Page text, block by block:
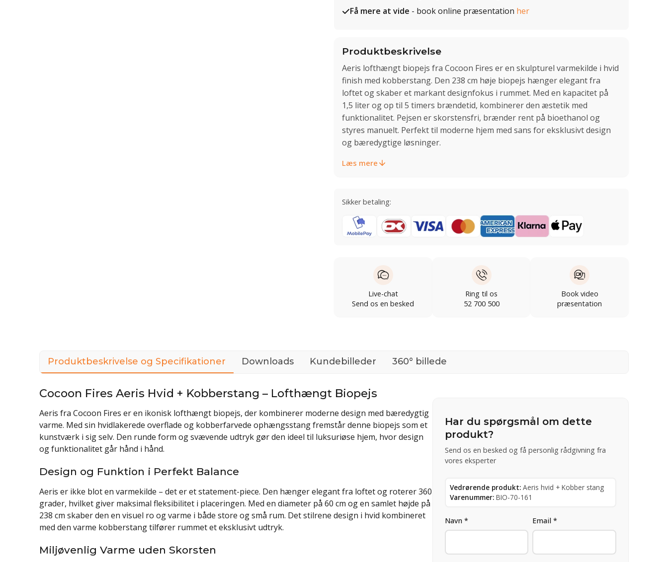
Få mere at vide - book online præsentation her
Produktbeskrivelse
Aeris lofthængt biopejs fra Cocoon Fires er en skulpturel varmekilde i hvid
finish med kobberstang. Den 238 cm høje biopejs hænger elegant fra
loftet og skaber et markant designfokus i rummet. Med en kapacitet på
1,5 liter og op til 5 timers brændetid, kombinerer den æstetik med
funktionalitet. Pejsen er skorstensfri, brænder rent på bioethanol og
styres manuelt. Perfekt til moderne hjem med sans for eksklusivt design
og bæredygtige løsninger.
Læs mere
Sikker betaling:
Live-chat
Send os en besked
Ring til os
52 700 500
Book video
præsentation
Produktbeskrivelse og Specifikationer Downloads Kundebilleder 360° billede
Cocoon Fires Aeris Hvid + Kobberstang – Lofthængt Biopejs
Aeris fra Cocoon Fires er en ikonisk lofthængt biopejs, der kombinerer moderne design med bæredygtig
varme. Med sin hvidlakerede overflade og kobberfarvede ophængsstang fremstår denne biopejs som et
kunstværk i sig selv. Den runde form og svævende udtryk gør den ideel til luksuriøse hjem, hvor design
og funktionalitet går hånd i hånd.
Design og Funktion i Perfekt Balance
Aeris er ikke blot en varmekilde – det er et statement-piece. Den hænger elegant fra loftet og roterer 360
grader, hvilket giver maksimal fleksibilitet i placeringen. Med en diameter på 60 cm og en samlet højde på
238 cm skaber den en visuel ro og varme i både store og små rum. Det stilrene design i hvid kombineret
med den varme kobberstang tilfører rummet et eksklusivt udtryk.
Miljøvenlig Varme uden Skorsten
Har du spørgsmål om dette
produkt?
Send os en besked og få personlig rådgivning fra
vores eksperter
Vedrørende produkt: Aeris hvid + Kobber stang
Varenummer: BIO-70-161
Navn * Email *